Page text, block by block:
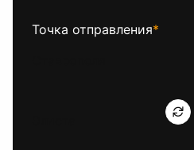
Точка отправления*